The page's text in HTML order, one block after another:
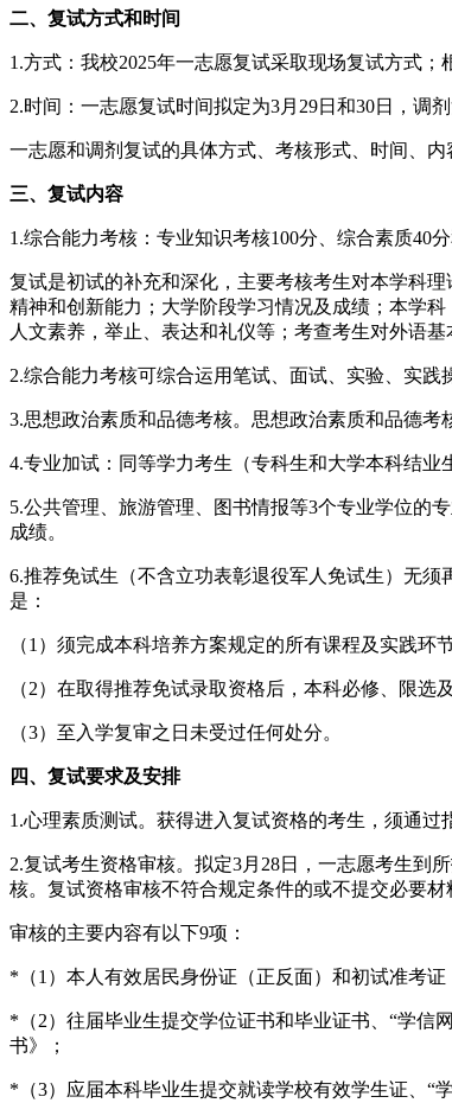
二、复试方式和时间
1.方式：我校2025年一志愿复试采取现场复试方式
2.时间：一志愿复试时间拟定为3月29日和30日，调
一志愿和调剂复试的具体方式、考核形式、时间、
三、复试内容
1.综合能力考核：专业知识考核100分、综合素质40
复试是初试的补充和深化，主要考核考生对本学科
精神和创新能力；大学阶段学习情况及成绩；本学
人文素养，举止、表达和礼仪等；考查考生对外语
2.综合能力考核可综合运用笔试、面试、实验、实践
3.思想政治素质和品德考核。思想政治素质和品德
4.专业加试：同等学力考生（专科生和大学本科结
5.公共管理、旅游管理、图书情报等3个专业学位的
成绩。
6.推荐免试生（不含立功表彰退役军人免试生）无
是：
（1）须完成本科培养方案规定的所有课程及实践环
（2）在取得推荐免试录取资格后，本科必修、限选
（3）至入学复审之日未受过任何处分。
四、复试要求及安排
1.心理素质测试。获得进入复试资格的考生，须通
2.复试考生资格审核。拟定3月28日，一志愿考生到
核。复试资格审核不符合规定条件的或不提交必要材
审核的主要内容有以下9项：
*（1）本人有效居民身份证（正反面）和初试准考证
*（2）往届毕业生提交学位证书和毕业证书、“学信
书》；
*（3）应届本科毕业生提交就读学校有效学生证、“